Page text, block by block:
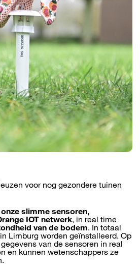
voor nog gezondere tuinen
onze slimme sensoren,
IOT netwerk, in real time
van de bodem. In totaal
Limburg worden geïnstalleerd. Op
van de sensoren in real
en kunnen wetenschappers ze